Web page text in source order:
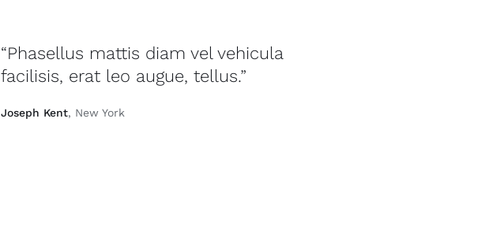
“Phasellus mattis diam vel vehicula
facilisis, erat leo augue, tellus.”
Joseph Kent, New York